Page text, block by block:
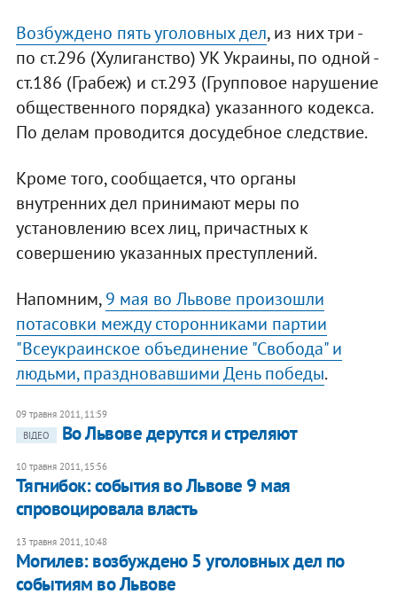
Возбуждено пять уголовных дел, из них три -
по ст.296 (Хулиганство) УК Украины, по одной -
ст.186 (Грабеж) и ст.293 (Групповое нарушение
общественного порядка) указанного кодекса.
По делам проводится досудебное следствие.
Кроме того, сообщается, что органы
внутренних дел принимают меры по
установлению всех лиц, причастных к
совершению указанных преступлений.
Напомним,9 мая во Львове произошли
потасовки между сторонниками партии
"Всеукраинское объединение "Свобода" и
людьми, праздновавшими День победы.
09 травня 2011, 11:59
ВІДЕО
Во Львове дерутся и стреляют
10 травня 2011, 15:56
​Тягнибок: события во Львове 9 мая
спровоцировала власть
13 травня 2011, 10:48
Могилев: возбуждено 5 уголовных дел по
событиям во Львове